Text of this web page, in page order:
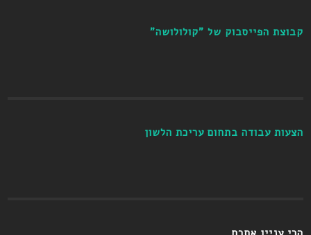
קבוצת הפייסבוק של "קולולושה"
הצעות עבודה בתחום עריכת הלשון